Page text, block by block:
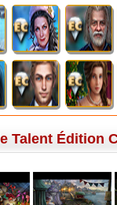
Talent Édition